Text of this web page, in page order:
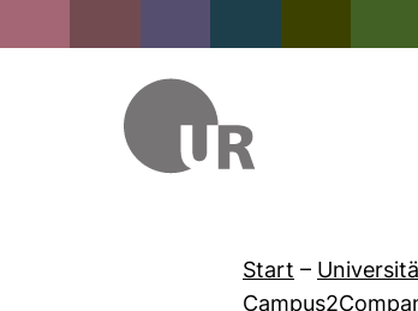
Start –